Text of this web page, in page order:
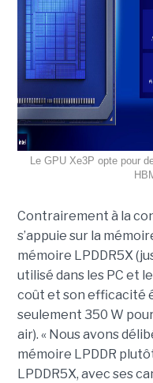
Le GPU Xe3P opte pour
Contrairement à la
s’appuie sur la
mémoire LPDDR5X
utilisé dans les PC et
coût et son efficacité
seulement 350 W
air). « Nous avons
mémoire LPDDR
LPDDR5X, avec ses